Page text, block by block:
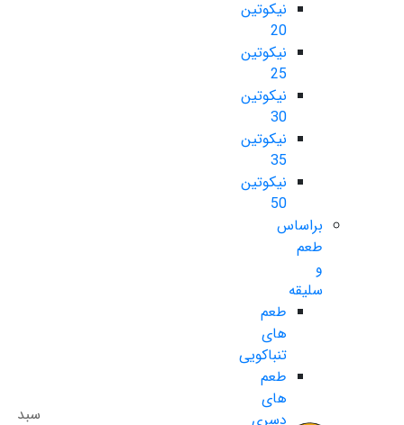
نیکوتین
20
نیکوتین
25
نیکوتین
30
نیکوتین
35
نیکوتین
50
براساس
طعم
و
سلیقه
طعم
های
تنباکویی
طعم
های
دسری
سبد